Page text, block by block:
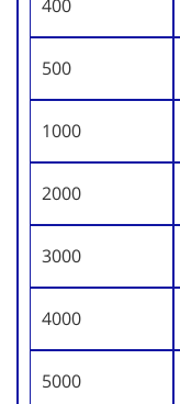
400
500
1000
2000
3000
4000
5000